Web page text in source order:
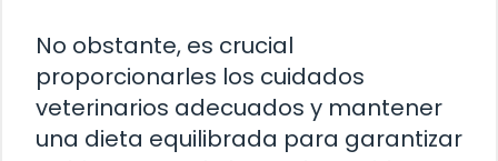
No obstante, es crucial
proporcionarles los cuidados
veterinarios adecuados y mantener
una dieta equilibrada para garantizar